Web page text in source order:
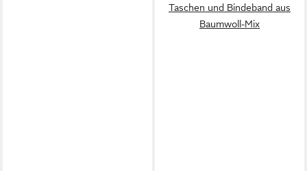
Taschen und Bindeband aus
Baumwoll-Mix